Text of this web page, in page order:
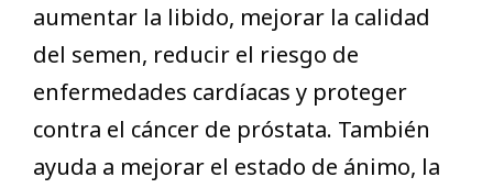
aumentar la libido, mejorar la calidad
del semen, reducir el riesgo de
enfermedades cardíacas y proteger
contra el cáncer de próstata. También
ayuda a mejorar el estado de ánimo, la